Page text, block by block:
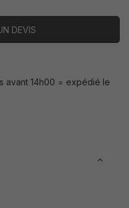
DEVIS
avant 14h00 = expédié le